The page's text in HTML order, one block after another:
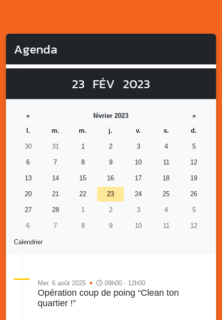
Agenda
23 FÉV 2023
Calendrier
« février 2023
»
l.
m. m. j. v. s. d.
30 31 1 2 3 4 5
6 7 8 9 10 11 12
13 14 15 16 17 18 19
20 21 22 23 24 25 26
27 28 1 2 3 4 5
6 7 8 9 10 11 12
Mer. 6 août 2025 09h00 - 12h00
Opération coup de poing “Clean ton
quartier !”